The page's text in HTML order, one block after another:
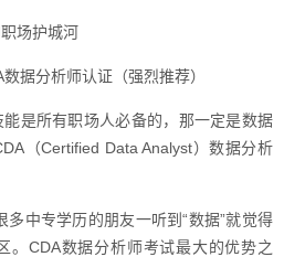
场护城河
据分析师认证（强烈推荐）
是所有职场人必备的，那一定是数据
（Certified Data Analyst）数据分析
中专学历的朋友一听到“数据”就觉得
。CDA数据分析师考试最大的优势之